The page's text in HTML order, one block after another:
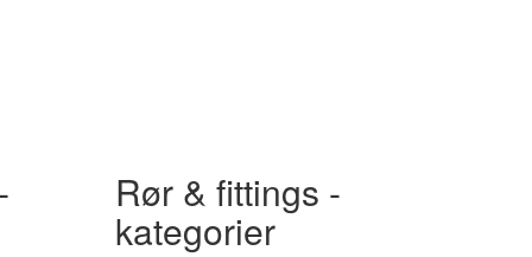
Rør & fittings -
kategorier